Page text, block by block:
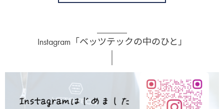
Instagram「ベッツテックの中のひと」